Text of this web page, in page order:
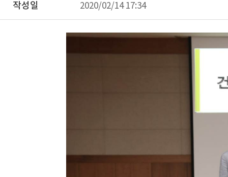
작성일 2020/02/14 17:34